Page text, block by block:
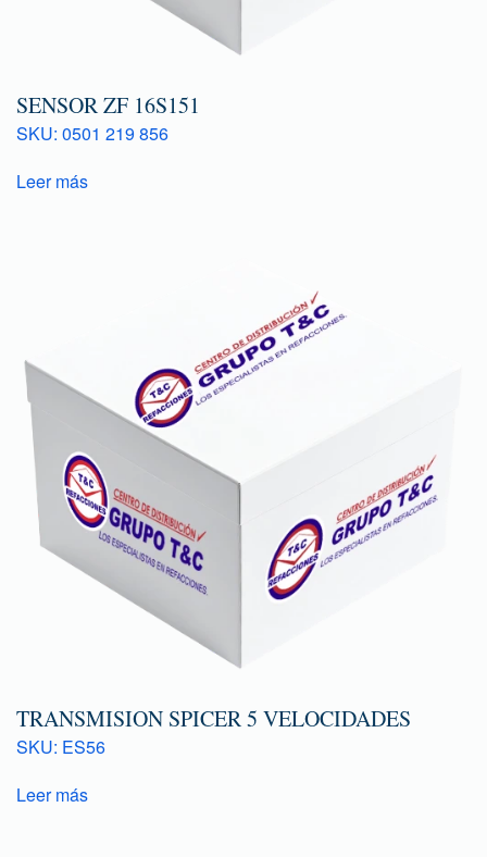
SENSOR ZF 16S151
SKU: 0501 219 856
Leer más
TRANSMISION SPICER 5 VELOCIDADES
SKU: ES56
Leer más